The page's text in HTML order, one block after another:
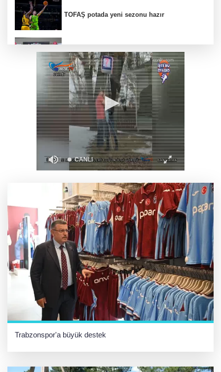
TOFAŞ potada yeni sezonu hazır
Meslek Komitesi ile değerlendirdi
Muharrem İnce’den Nâzım Hikmet
göndermeli paylaşım: Vatan hainliğine
devam ediyor hâlâ
Balıkesir’de kıyılar anlık takip ediliyor
“Bu Kampta Hayat Var” projesi özel bireylere
yaz tatili sunuyor
Trabzonspor'a büyük destek